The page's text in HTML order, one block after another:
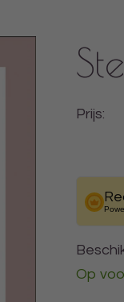
Prijs:
Op